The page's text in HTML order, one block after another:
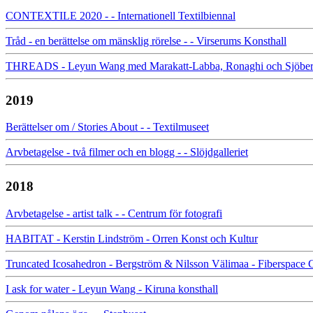
CONTEXTILE 2020 - - Internationell Textilbiennal
Tråd - en berättelse om mänsklig rörelse - - Virserums Konsthall
THREADS - Leyun Wang med Marakatt-Labba, Ronaghi och
2019
Berättelser om / Stories About - - Textilmuseet
Arvbetagelse - två filmer och en blogg - - Slöjdgalleriet
2018
Arvbetagelse - artist talk - - Centrum för fotografi
HABITAT - Kerstin Lindström - Orren Konst och Kultur
Truncated Icosahedron - Bergström & Nilsson Välimaa - Fiberspace
I ask for water - Leyun Wang - Kiruna konsthall